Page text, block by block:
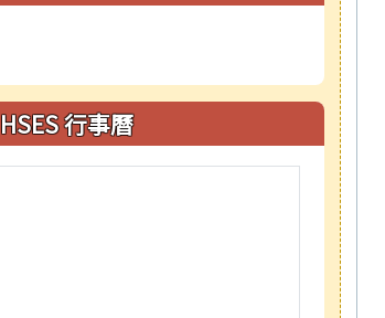
HSES 行事曆